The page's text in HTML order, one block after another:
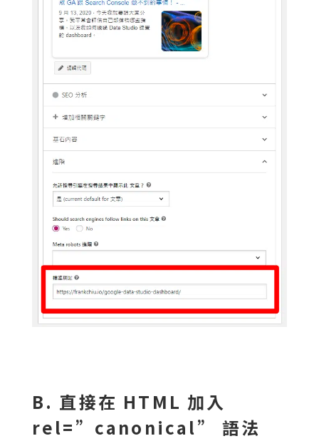
B. 直接在 HTML 加入
rel=”canonical” 語法